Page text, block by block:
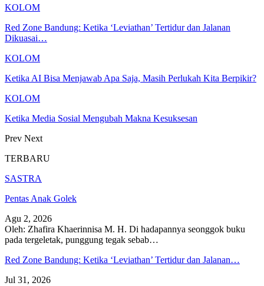
KOLOM
Red Zone Bandung: Ketika ‘Leviathan’ Tertidur dan Jalanan
Dikuasai…
KOLOM
Ketika AI Bisa Menjawab Apa Saja, Masih Perlukah Kita Berpikir?
KOLOM
Ketika Media Sosial Mengubah Makna Kesuksesan
Prev Next
TERBARU
SASTRA
Pentas Anak Golek
Agu 2, 2026
Oleh: Zhafira Khaerinnisa M. H. Di hadapannya seonggok buku
pada tergeletak, punggung tegak sebab…
Red Zone Bandung: Ketika ‘Leviathan’ Tertidur dan Jalanan…
Jul 31, 2026